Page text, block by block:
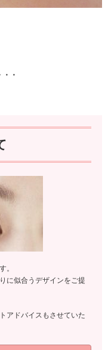
・
。
に似合うデザインをご提
アドバイスもさせていた